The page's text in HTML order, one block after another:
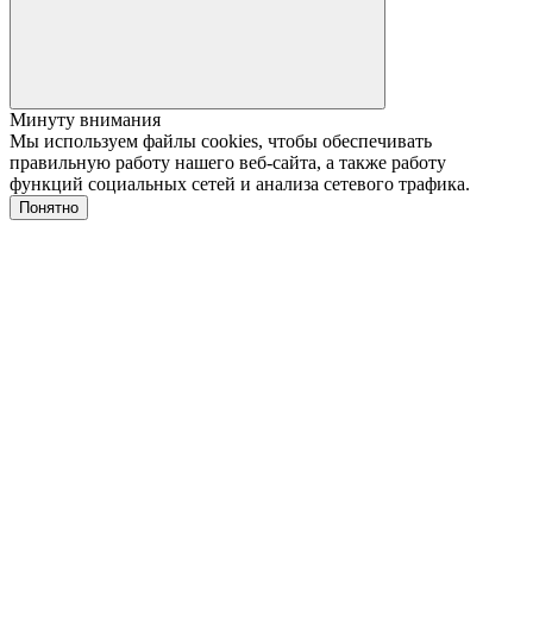
Минуту внимания
Мы используем файлы cookies, чтобы обеспечивать
правильную работу нашего веб-сайта, а также работу
функций социальных сетей и анализа сетевого трафика.
Понятно